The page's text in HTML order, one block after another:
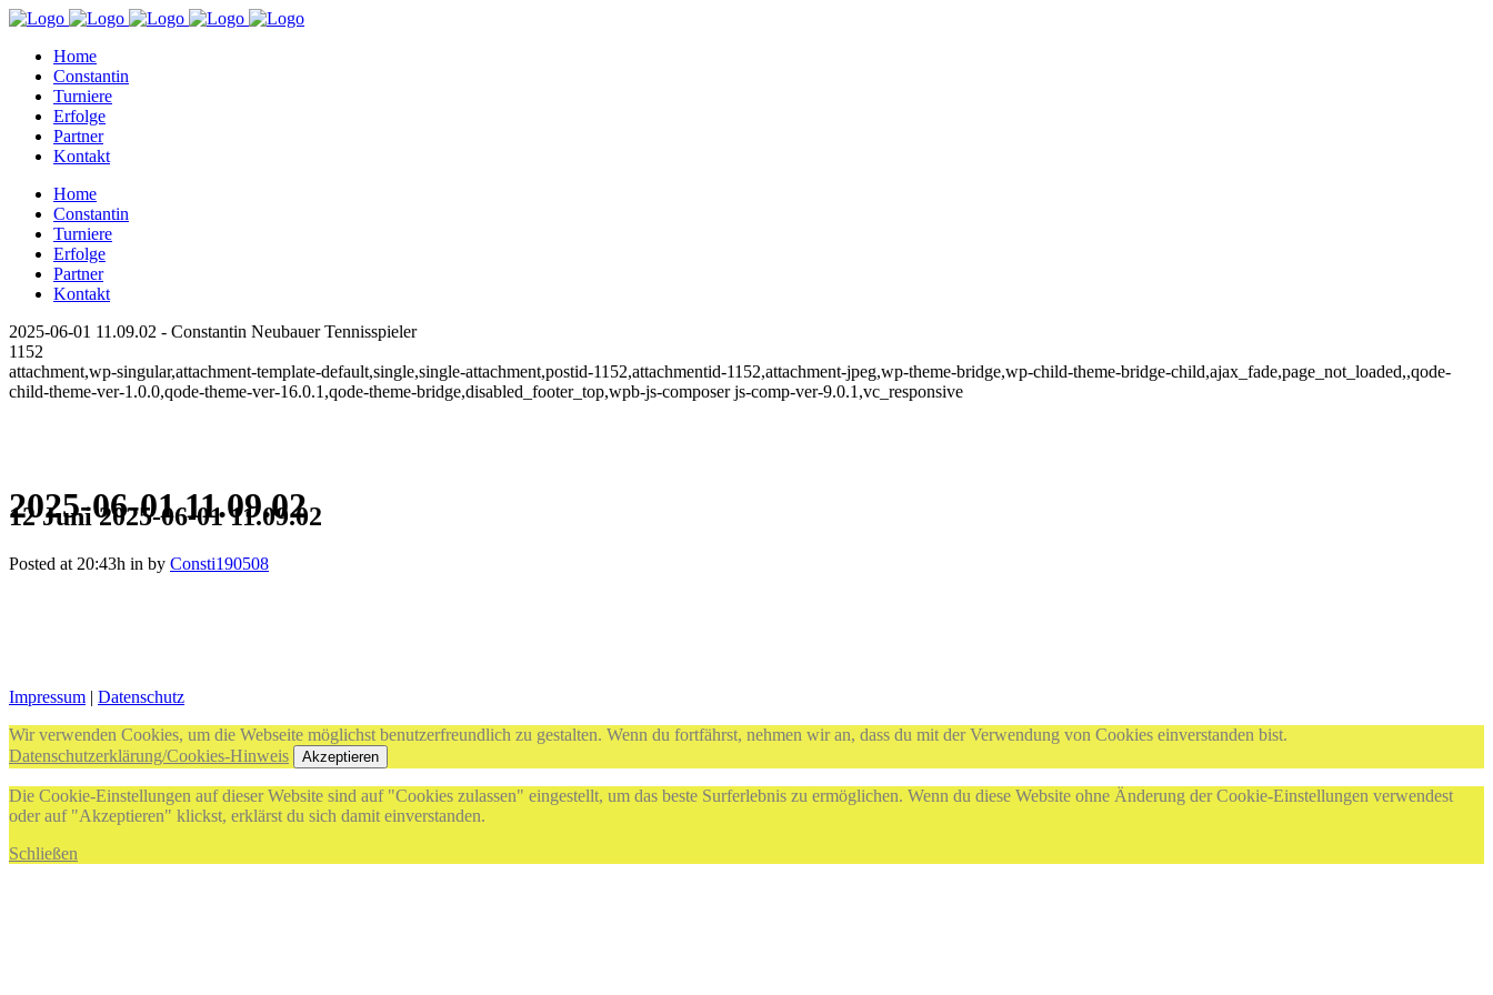
Home
Constantin
Turniere
Erfolge
Partner
Kontakt
Home
Constantin
Turniere
Erfolge
Partner
Kontakt
2025-06-01 11.09.02 - Constantin Neubauer Tennisspieler
1152
attachment,wp-singular,attachment-template-default,single,single-attachment,postid-1152,attachmentid-1152,attachment-jpeg,wp-theme-bridge,wp-child-theme-bridge-child,ajax_fade,page_not_loaded,,qode-
child-theme-ver-1.0.0,qode-theme-ver-16.0.1,qode-theme-bridge,disabled_footer_top,wpb-js-composer js-comp-ver-9.0.1,vc_responsive
2025-06-01 11.09.02
12 Juni2025-06-01 11.09.02
Posted at 20:43h in by Consti190508
Impressum | Datenschutz
Wir verwenden Cookies, um die Webseite möglichst benutzerfreundlich zu gestalten. Wenn du fortfährst, nehmen wir an, dass du mit der Verwendung von Cookies einverstanden bist.
Datenschutzerklärung/Cookies-Hinweis
Akzeptieren
Die Cookie-Einstellungen auf dieser Website sind auf "Cookies zulassen" eingestellt, um das beste Surferlebnis zu ermöglichen. Wenn du diese Website ohne Änderung der Cookie-Einstellungen verwendest
oder auf "Akzeptieren" klickst, erklärst du sich damit einverstanden.
Schließen